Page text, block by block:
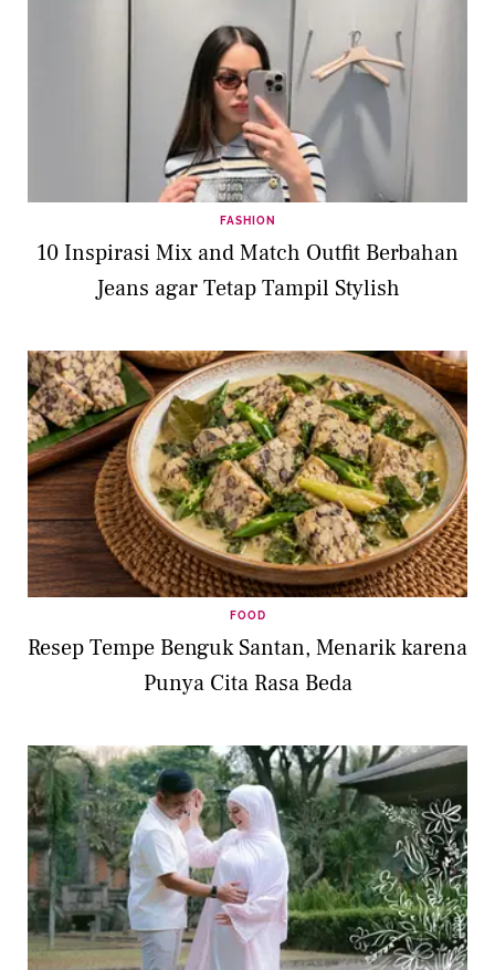
FASHION
10 Inspirasi Mix and Match Outfit Berbahan
Jeans agar Tetap Tampil Stylish
FOOD
Resep Tempe Benguk Santan, Menarik karena
Punya Cita Rasa Beda